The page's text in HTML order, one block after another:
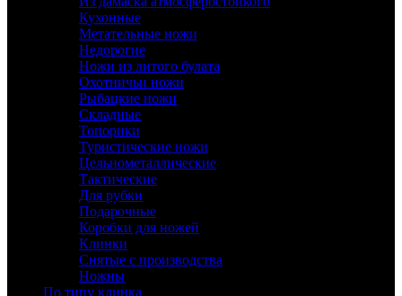
Кухонные
Метательные ножи
Недорогие
Ножи из литого булата
Охотничьи ножи
Рыбацкие ножи
Складные
Топорики
Туристические ножи
Цельнометаллические
Тактические
Для рубки
Подарочные
Коробки для ножей
Клинки
Снятые с производства
Ножны
По типу клинка